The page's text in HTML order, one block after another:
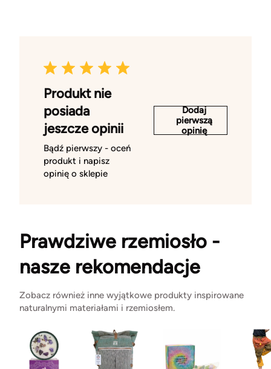
Produkt nie
posiada
jeszcze opinii
Bądź pierwszy - oceń
produkt i napisz
opinię o sklepie
Dodaj
pierwszą
opinię
Prawdziwe rzemiosło -
nasze rekomendacje
Zobacz również inne wyjątkowe produkty inspirowane
naturalnymi materiałami i rzemiosłem.